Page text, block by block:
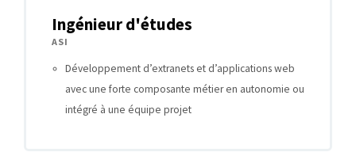
Ingénieur d'études
ASI
Développement d’extranets et d’applications web
avec une forte composante métier en autonomie ou
intégré à une équipe projet